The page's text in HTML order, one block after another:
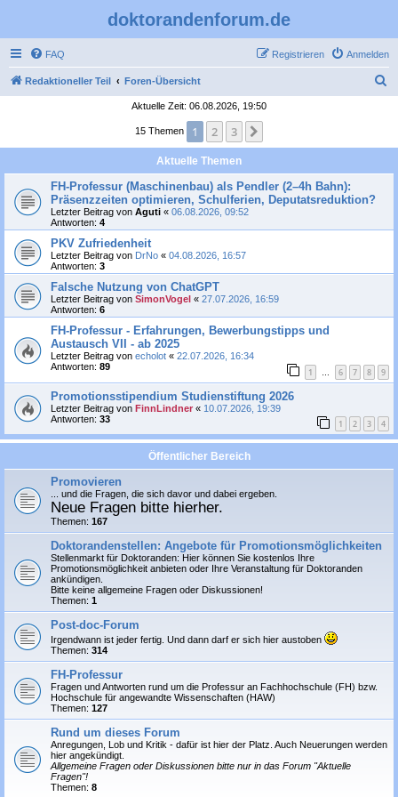
doktorandenforum.de
FAQ Anmelden
Registrieren
Redaktioneller Teil Foren-Übersicht
Aktuelle Zeit: 06.08.2026, 19:50
15 Themen 1 2 3
Aktuelle Themen
FH-Professur (Maschinenbau) als Pendler (2–4h Bahn):
Präsenzzeiten optimieren, Schulferien, Deputatsreduktion?
Letzter Beitrag von Aguti « 06.08.2026, 09:52
Antworten: 4
PKV Zufriedenheit
Letzter Beitrag von DrNo « 04.08.2026, 16:57
Antworten: 3
Falsche Nutzung von ChatGPT
Letzter Beitrag von SimonVogel « 27.07.2026, 16:59
Antworten: 6
FH-Professur - Erfahrungen, Bewerbungstipps und
Austausch VII - ab 2025
Letzter Beitrag von echolot « 22.07.2026, 16:34
Antworten: 89 1 … 6 7 8 9
Promotionsstipendium Studienstiftung 2026
Letzter Beitrag von FinnLindner « 10.07.2026, 19:39
Antworten: 33 1 2 3 4
Öffentlicher Bereich
Promovieren
... und die Fragen, die sich davor und dabei ergeben.
Neue Fragen bitte hierher.
Themen: 167
Doktorandenstellen: Angebote für Promotionsmöglichkeiten
Stellenmarkt für Doktoranden: Hier können Sie kostenlos Ihre
Promotionsmöglichkeit anbieten oder Ihre Veranstaltung für Doktoranden
ankündigen.
Bitte keine allgemeine Fragen oder Diskussionen!
Themen: 1
Post-doc-Forum
Irgendwann ist jeder fertig. Und dann darf er sich hier austoben
Themen: 314
FH-Professur
Fragen und Antworten rund um die Professur an Fachhochschule (FH) bzw.
Hochschule für angewandte Wissenschaften (HAW)
Themen: 127
Rund um dieses Forum
Anregungen, Lob und Kritik - dafür ist hier der Platz. Auch Neuerungen werden
hier angekündigt.
Allgemeine Fragen oder Diskussionen bitte nur in das Forum "Aktuelle
Fragen"!
Themen: 8